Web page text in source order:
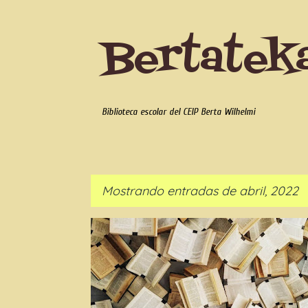
Biblioteca escolar del CEIP Berta Wilhelmi
Mostrando entradas de abril, 2022
E
n
t
EFEMÉRIDES RECURSOS